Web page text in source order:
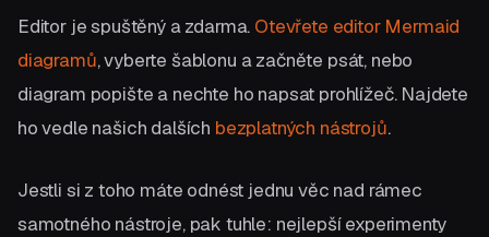
Editor je spuštěný a zdarma. Otevřete editor Mermaid
diagramů, vyberte šablonu a začněte psát, nebo
diagram popište a nechte ho napsat prohlížeč. Najdete
ho vedle našich dalších bezplatných nástrojů.
Jestli si z toho máte odnést jednu věc nad rámec
samotného nástroje, pak tuhle: nejlepší experimenty